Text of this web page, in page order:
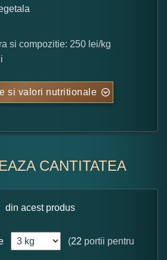
si compozitie: 250 lei/kg
si valori nutritionale
CANTITATEA
din acest produs
(22 portii pentru